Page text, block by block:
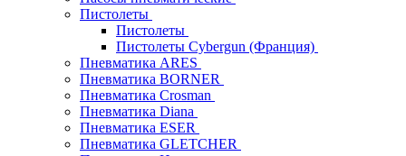
Пистолеты
Пистолеты
Пистолеты Cybergun (Франция)
Пневматика ARES
Пневматика BORNER
Пневматика Crosman
Пневматика Diana
Пневматика ESER
Пневматика GLETCHER